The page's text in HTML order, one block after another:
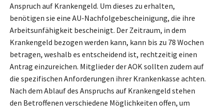
Anspruch auf Krankengeld. Um dieses zu erhalten,
benötigen sie eine AU-Nachfolgebescheinigung, die ihre
Arbeitsunfähigkeit bescheinigt. Der Zeitraum, in dem
Krankengeld bezogen werden kann, kann bis zu 78 Wochen
betragen, weshalb es entscheidend ist, rechtzeitig einen
Antrag einzureichen. Mitglieder der AOK sollten zudem auf
die spezifischen Anforderungen ihrer Krankenkasse achten.
Nach dem Ablauf des Anspruchs auf Krankengeld stehen
den Betroffenen verschiedene Möglichkeiten offen, um